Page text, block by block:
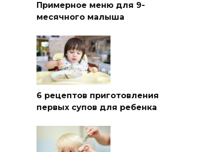
Примерное меню для 9-
месячного малыша
6 рецептов приготовления
первых супов для ребенка